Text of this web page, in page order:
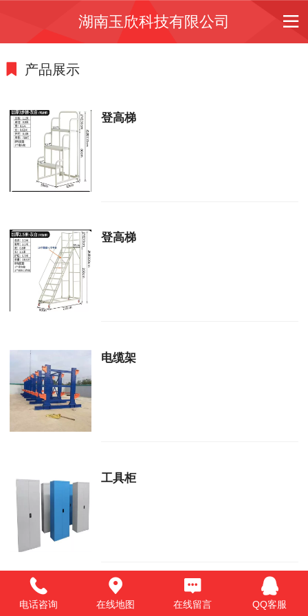
湖南玉欣科技有限公司
产品展示
登高梯
登高梯
电缆架
工具柜
货架
电话咨询 在线地图 在线留言 QQ客服